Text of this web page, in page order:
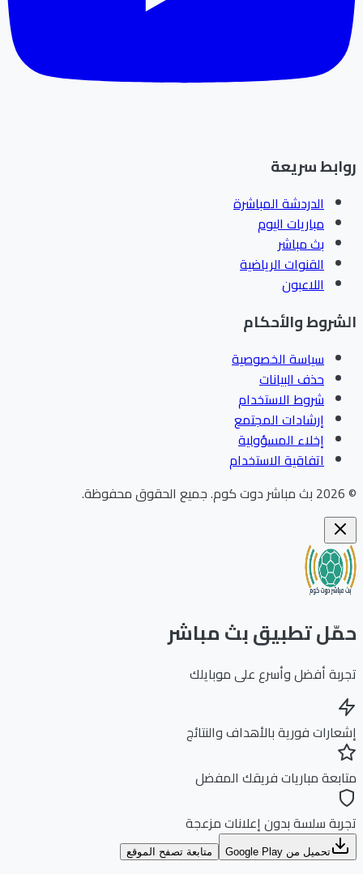
سريعة
الدردشة المباشرة
مباريات اليوم
بث مباشر
القنوات الرياضية
اللاعبون
والأحكام
سياسة الخصوصية
حذف البيانات
شروط الاستخدام
إرشادات المجتمع
إخلاء المسؤولية
اتفاقية الاستخدام
بث مباشر دوت كوم.جميع الحقوق محفوظة.
تطبيق بث مباشر
أفضل وأسرع على موبايلك
فورية بالأهداف والنتائج
مباريات فريقك المفضل
سلسة بدون إعلانات مزعجة
تحميل من Google Play متابعة تصفح الموقع